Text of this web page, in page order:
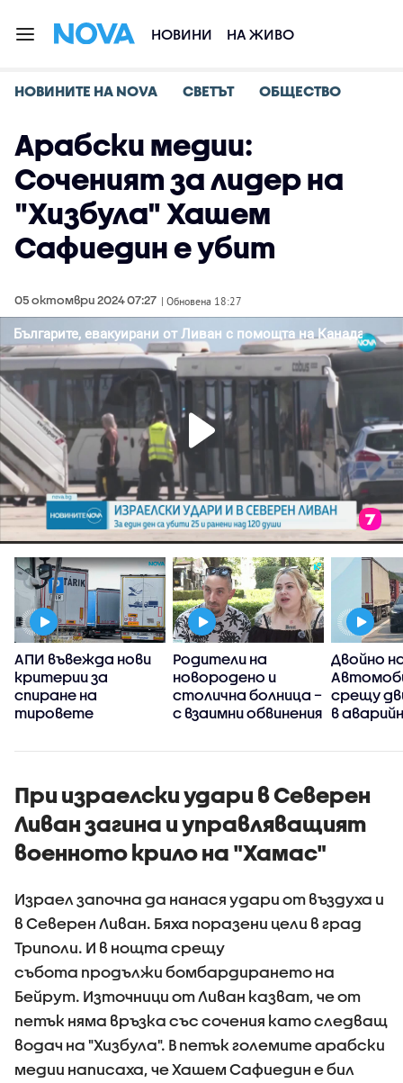
НОВИНИ НА ЖИВО
НОВИНИТЕ НА NOVA СВЕТЪТ ОБЩЕСТВО
Арабски медии:
Соченият за лидер на
"Хизбула" Хашем
Сафиедин е убит
05 октомври 2024 07:27 | Обновена 18:27
АПИ въвежда нови
критерии за
спиране на
тировете
Родители на
новородено и
столична болница –
с взаимни обвинения
състояние на
Двойно
срещу
в
„Тракия”
При израелски удари в Северен
Ливан загина и управляващият
военното крило на "Хамас"
Израел започна да нанася удари от въздуха и
в Северен Ливан. Бяха поразени цели в град
Триполи. И в нощта срещу
събота продължи бомбардирането на
Бейрут. Източници от Ливан казват, че от
петък няма връзка със сочения като следващ
водач на "Хизбула". В петък големите арабски
медии написаха, че Хашем Сафиедин е бил